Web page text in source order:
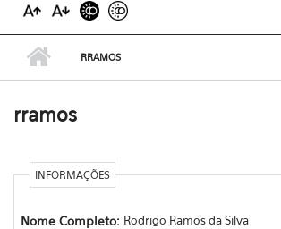
RRAMOS
rramos
INFORMAÇÕES
Nome Completo: Rodrigo Ramos da Silva